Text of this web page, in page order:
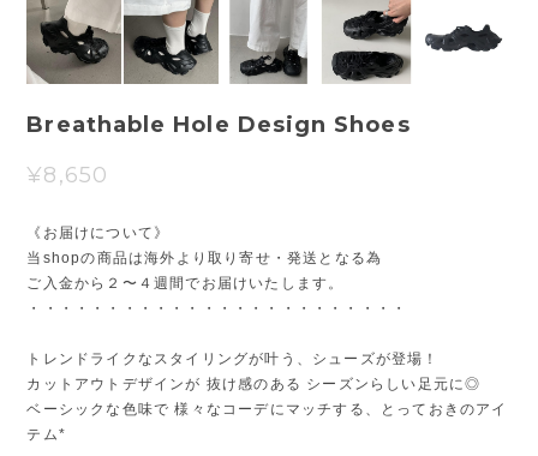
Breathable Hole Design Shoes
¥8,650
《お届けについて》
当shopの商品は海外より取り寄せ・発送となる為
ご入金から２〜４週間でお届けいたします。
・・・・・・・・・・・・・・・・・・・・・・・・
トレンドライクなスタイリングが叶う、シューズが登場！
カットアウトデザインが 抜け感のある シーズンらしい足元に◎
ベーシックな色味で 様々なコーデにマッチする、とっておきのアイ
テム*